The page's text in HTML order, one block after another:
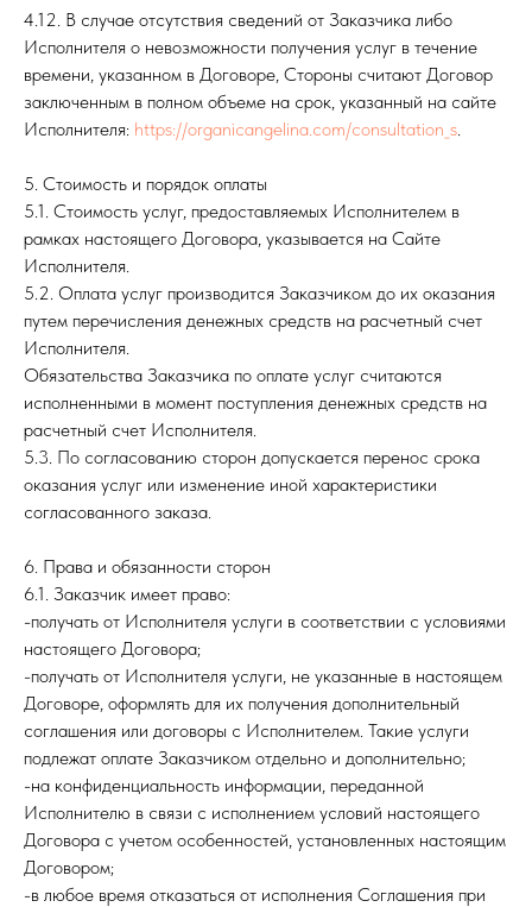
4.12. В случае отсутствия сведений от Заказчика либо
Исполнителя о невозможности получения услуг в течение
времени, указанном в Договоре, Стороны считают Договор
заключенным в полном объеме на срок, указанный на сайте
Исполнителя: https://organicangelina.com/consultation_s.
5. Стоимость и порядок оплаты
5.1. Стоимость услуг, предоставляемых Исполнителем в
рамках настоящего Договора, указывается на Сайте
Исполнителя.
5.2. Оплата услуг производится Заказчиком до их оказания
путем перечисления денежных средств на расчетный счет
Исполнителя.
Обязательства Заказчика по оплате услуг считаются
исполненными в момент поступления денежных средств на
расчетный счет Исполнителя.
5.3. По согласованию сторон допускается перенос срока
оказания услуг или изменение иной характеристики
согласованного заказа.
6. Права и обязанности сторон
6.1. Заказчик имеет право:
-получать от Исполнителя услуги в соответствии с условиями
настоящего Договора;
-получать от Исполнителя услуги, не указанные в настоящем
Договоре, оформлять для их получения дополнительный
соглашения или договоры с Исполнителем. Такие услуги
подлежат оплате Заказчиком отдельно и дополнительно;
-на конфиденциальность информации, переданной
Исполнителю в связи с исполнением условий настоящего
Договора с учетом особенностей, установленных настоящим
Договором;
-в любое время отказаться от исполнения Соглашения при